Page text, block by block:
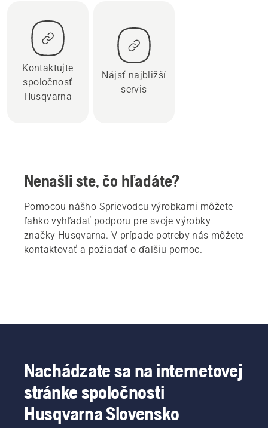
Kontaktujte
spoločnosť
Husqvarna
Nájsť najbližší
servis
Nenašli ste, čo hľadáte?
Pomocou nášho Sprievodcu výrobkami môžete
ľahko vyhľadať podporu pre svoje výrobky
značky Husqvarna. V prípade potreby nás môžete
kontaktovať a požiadať o ďalšiu pomoc.
Nachádzate sa na internetovej
stránke spoločnosti
Husqvarna Slovensko